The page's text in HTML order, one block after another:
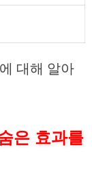
대해 알아
은 효과를